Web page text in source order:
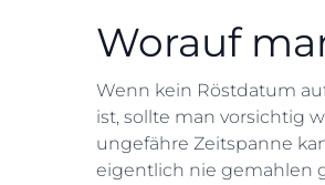
Worauf
Wenn kein Röstdatum
ist, sollte man vorsichtig
ungefähre Zeitspanne
eigentlich nie gemahlen